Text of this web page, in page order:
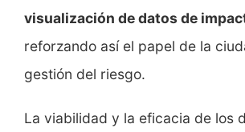
visualización de datos de
reforzando así el papel de la
gestión del riesgo.
La viabilidad y la eficacia de los